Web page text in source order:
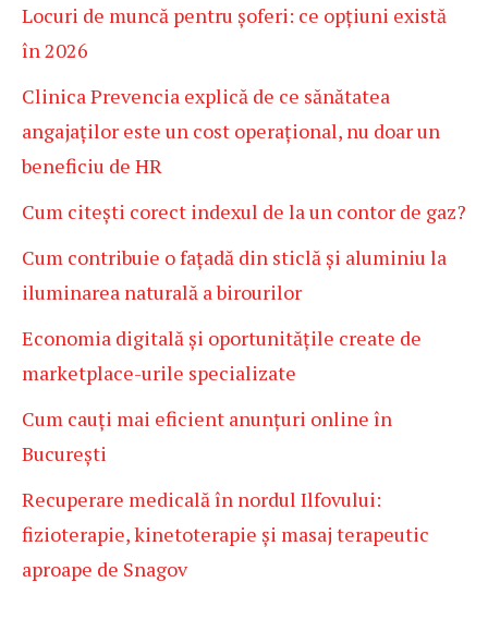
Locuri de muncă pentru șoferi: ce opțiuni există
în 2026
Clinica Prevencia explică de ce sănătatea
angajaților este un cost operațional, nu doar un
beneficiu de HR
Cum citești corect indexul de la un contor de gaz?
Cum contribuie o fațadă din sticlă și aluminiu la
iluminarea naturală a birourilor
Economia digitală și oportunitățile create de
marketplace-urile specializate
Cum cauți mai eficient anunțuri online în
București
Recuperare medicală în nordul Ilfovului:
fizioterapie, kinetoterapie și masaj terapeutic
aproape de Snagov